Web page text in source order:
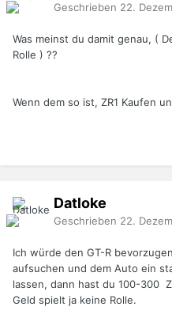
Geschrieben 22.
Was meinst du damit genau, (
Rolle ) ??
Wenn dem so ist, ZR1 Kaufen
Datloke
Geschrieben 22.
Ich würde den GT-R
aufsuchen und dem Auto ein
lassen, dann hast du 100-300
Geld spielt ja keine Rolle.